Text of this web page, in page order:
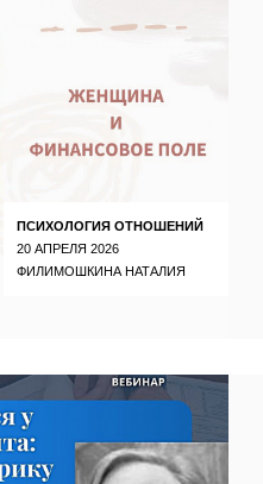
ПСИХОЛОГИЯ ОТНОШЕНИЙ
20 АПРЕЛЯ 2026
ФИЛИМОШКИНА НАТАЛИЯ